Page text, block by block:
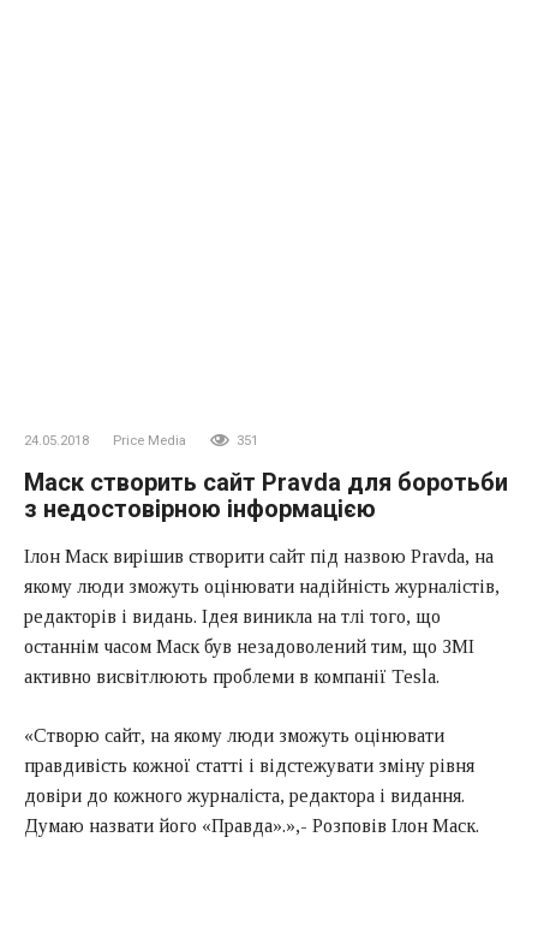
24.05.2018 Price Media 351
Маск створить сайт Pravda для боротьби
з недостовірною інформацією
Ілон Маск вирішив створити сайт під назвою Pravda, на
якому люди зможуть оцінювати надійність журналістів,
редакторів і видань. Ідея виникла на тлі того, що
останнім часом Маск був незадоволений тим, що ЗМІ
активно висвітлюють проблеми в компанії Tesla.
«Створю сайт, на якому люди зможуть оцінювати
правдивість кожної статті і відстежувати зміну рівня
довіри до кожного журналіста, редактора і видання.
Думаю назвати його «Правда».»,- Розповів Ілон Маск.